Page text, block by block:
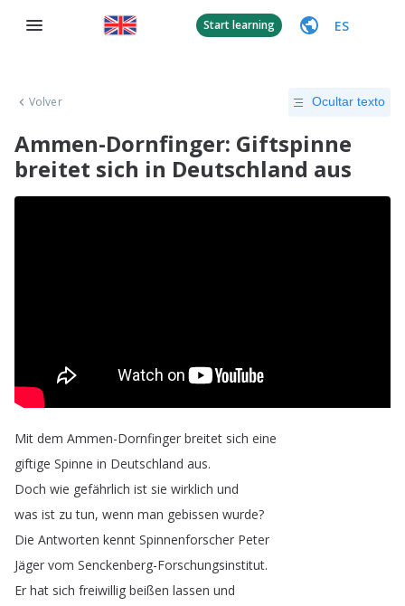
Start learning ES
Volver Ocultar texto
Ammen-Dornfinger: Giftspinne
breitet sich in Deutschland aus
Mit dem Ammen-Dornfinger breitet sich eine
giftige Spinne in Deutschland aus.
Doch wie gefährlich ist sie wirklich und
was ist zu tun, wenn man gebissen wurde?
Die Antworten kennt Spinnenforscher Peter
Jäger vom Senckenberg-Forschungsinstitut.
Er hat sich freiwillig beißen lassen und